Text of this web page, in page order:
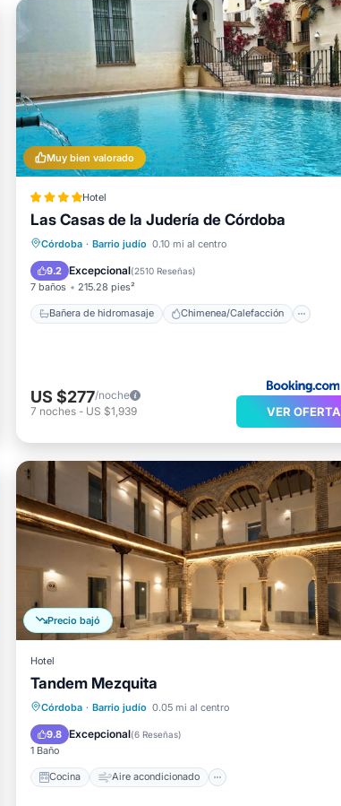
Muy bien valorado
Hotel
Las Casas de la Judería de Córdoba
Córdoba · Barrio judío 0.10 mi al centro
9.2 Excepcional(2510 Reseñas)
7 baños 215.28 pies²
Bañera de hidromasaje Chimenea/Calefacción
Bañera de hidromasaje
Chimenea/Calefacción
Balcón/Terraza
US $277/noche
7 noches - US $1,939 VER OFERTA
Precio bajó
Hotel
Tandem Mezquita
Córdoba · Barrio judío 0.05 mi al centro
9.8 Excepcional(6 Reseñas)
1 Baño
Cocina Aire acondicionado
Cocina Aire acondicionado
Apto para niños